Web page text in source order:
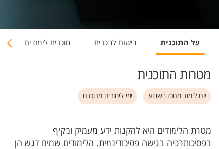
על התוכנית רישום לתכנית תוכנית לימודים
מטרות התוכנית
יום לימוד מרוכז בשבוע ימי לימודים מרוכזים
מטרת הלימודים היא להקנות ידע מעמיק ומקיף
בפסיכותרפיה בגישה פסיכודינמית. הלימודים שמים דגש הן